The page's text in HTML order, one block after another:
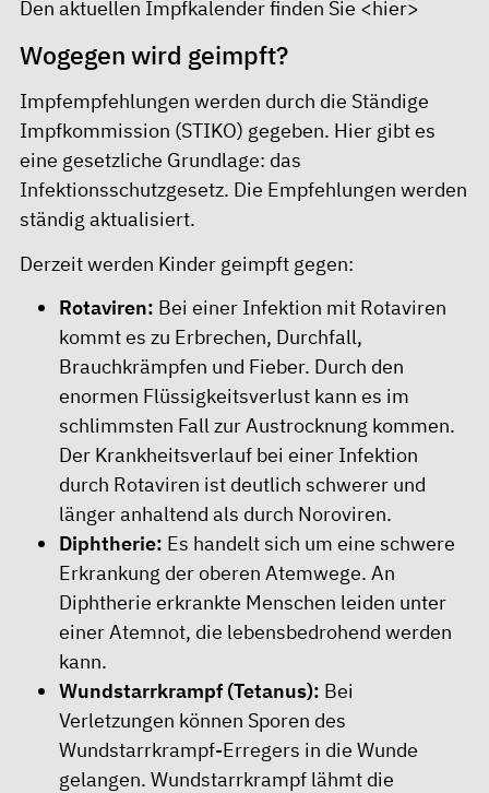
Den aktuellen Impfkalender finden Sie <hier>
Wogegen wird geimpft?
Impfempfehlungen werden durch die Ständige
Impfkommission (STIKO) gegeben. Hier gibt es
eine gesetzliche Grundlage: das
Infektionsschutzgesetz. Die Empfehlungen werden
ständig aktualisiert.
Derzeit werden Kinder geimpft gegen:
Rotaviren: Bei einer Infektion mit Rotaviren
kommt es zu Erbrechen, Durchfall,
Brauchkrämpfen und Fieber. Durch den
enormen Flüssigkeitsverlust kann es im
schlimmsten Fall zur Austrocknung kommen.
Der Krankheitsverlauf bei einer Infektion
durch Rotaviren ist deutlich schwerer und
länger anhaltend als durch Noroviren.
Diphtherie: Es handelt sich um eine schwere
Erkrankung der oberen Atemwege. An
Diphtherie erkrankte Menschen leiden unter
einer Atemnot, die lebensbedrohend werden
kann.
Wundstarrkrampf (Tetanus): Bei
Verletzungen können Sporen des
Wundstarrkrampf-Erregers in die Wunde
gelangen. Wundstarrkrampf lähmt die